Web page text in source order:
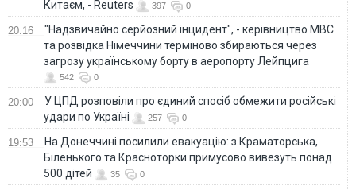
Китаєм, - Reuters 397 0
20:16
"Надзвичайно серйозний інцидент", - керівництво МВС
та розвідка Німеччини терміново збираються через
загрозу українському борту в аеропорту Лейпцига
542 0
20:00
У ЦПД розповіли про єдиний спосіб обмежити російські
удари по Україні
257 0
19:53
На Донеччині посилили евакуацію: з Краматорська,
Біленького та Красноторки примусово вивезуть понад
500 дітей
35 0